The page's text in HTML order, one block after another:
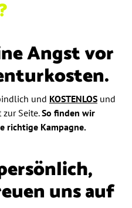
Angst vor
und KOSTENLOSund
Seite.So finden wir
richtige Kampagne.
uns auf